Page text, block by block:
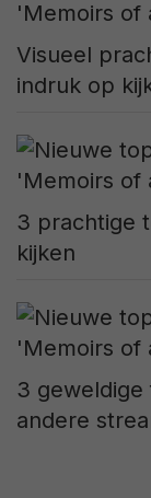
Visueel
indruk op
3 prachtige
kijken
3 geweldige
andere